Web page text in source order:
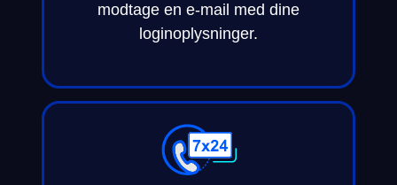
modtage en e-mail med dine
loginoplysninger.